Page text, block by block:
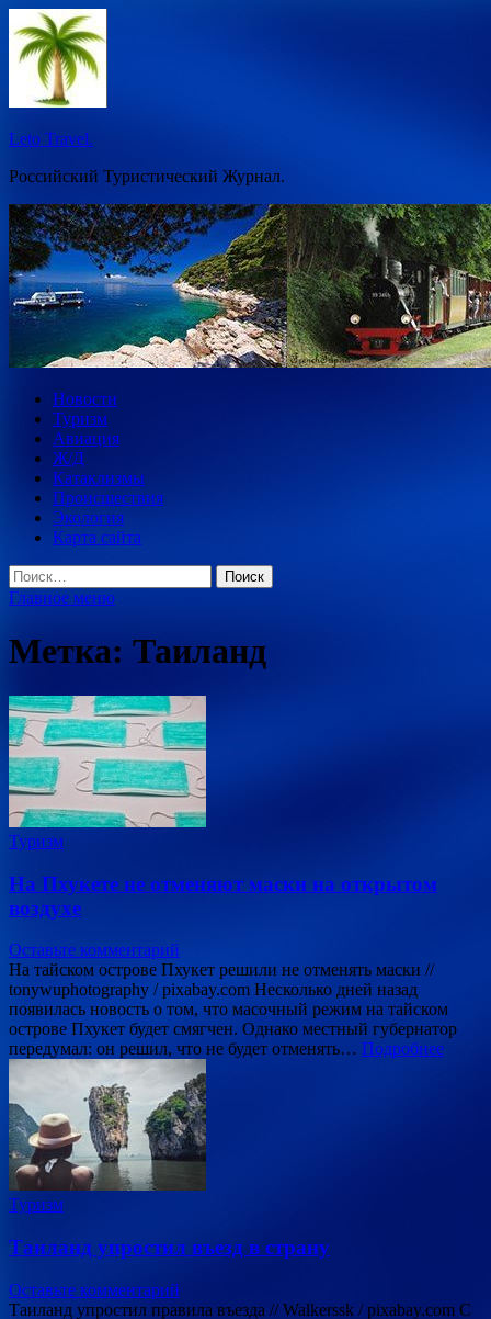
Перейти
к
содержимому
Leto Travel.
Российский Туристический Журнал.
Новости
Туризм
Авиация
Ж/Д
Катаклизмы
Происшествия
Экология
Карта сайта
Найти:
Главное меню
Метка: Таиланд
Туризм
На Пхукете не отменяют маски на открытом
воздухе
Оставьте комментарий
На тайском острове Пхукет решили не отменять маски //
tonywuphotography / pixabay.com Несколько дней назад
появилась новость о том, что масочный режим на тайском
острове Пхукет будет смягчен. Однако местный губернатор
передумал: он решил, что не будет отменять… Подробнее
Туризм
Таиланд упростил въезд в страну
Оставьте комментарий
Таиланд упростил правила въезда // Walkerssk / pixabay.com С